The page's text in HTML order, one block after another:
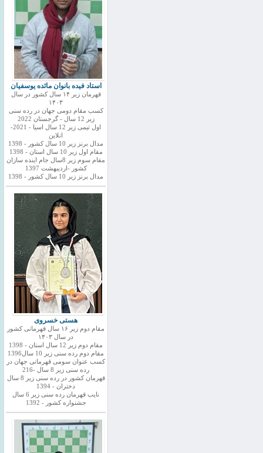
استاد فیده بانوان مائده یوسفیان
قهرمان زیر ۱۴ سال کشور در سال
۱۴۰۳
کسب مقام دومی جهان در رده سنی
زیر 12 سال - گرجستان 2022
اول تیمی زیر 12 سال اسیا - 2021-
انلاین
مدال برنز زیر 10 سال کشور - 1398
مقام اول زیر 10 سال استان - 1398
مقام سوم زیر 8سال جام اینده سازان
کشور -اردیبهشت 1397
مدال برنز زیر 10 سال کشور - 1398
هستی خسروی
مقام دوم زیر ۱۶ سال قهرمانی کشور
در سال ۱۴۰۳
مقام دوم زیر 12 سال استان - 1398
مقام دوم رده سنی زیر 10 سال1396
کسب عنوان سومی قهرمانی جهان در
رده سنی زیر 8 سال -216
قهرمان کشور در رده سنی زیر 8 سال
دختران - 1394
نایب قهرمان رده سنی زیر 6 سال
جشنواره کشور - 1392